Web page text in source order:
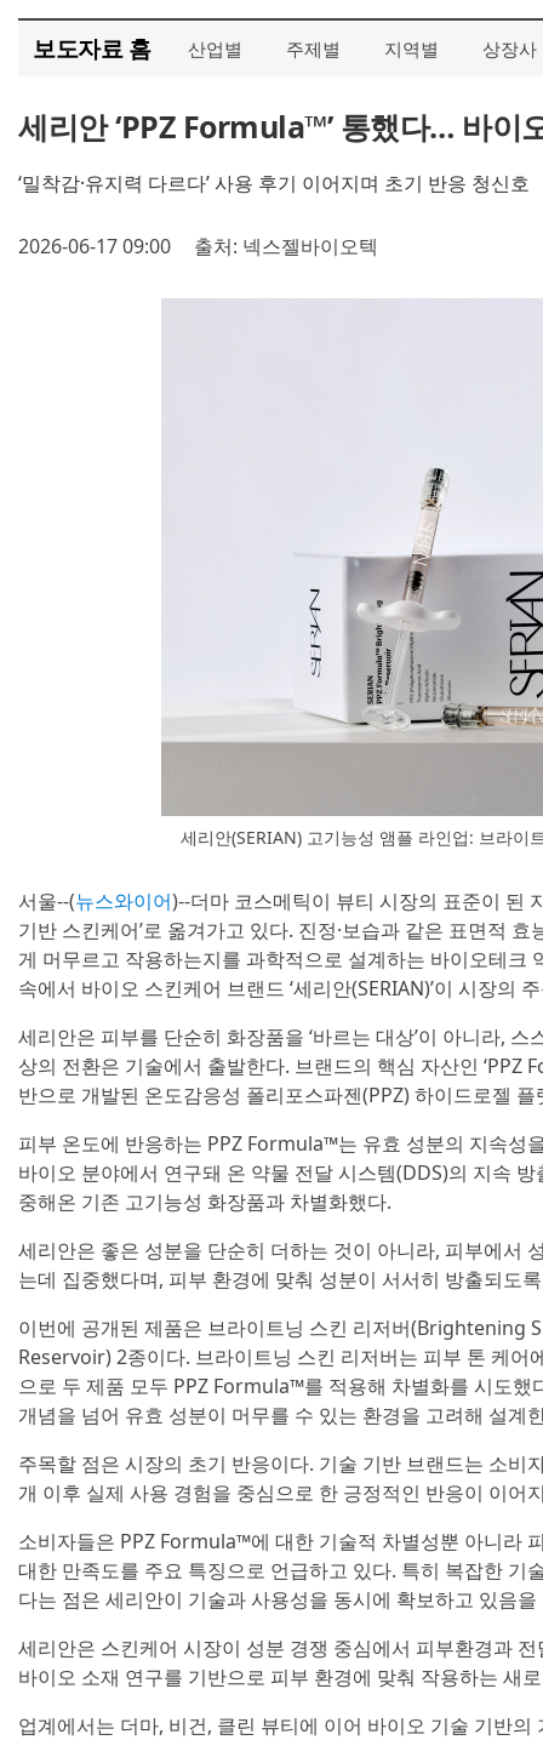
보도자료 홈 산업별 주제별 지역별 상장사
세리안 ‘PPZ Formula™’ 통했다… 바이
‘밀착감·유지력 다르다’ 사용 후기 이어지며 초기 반응 청신호
2026-06-17 09:00 출처: 넥스젤바이오텍
세리안(SERIAN) 고기능성 앰플 라인업: 브라이
서울--(뉴스와이어)--더마 코스메틱이 뷰티 시장의 표준이 된
기반 스킨케어’로 옮겨가고 있다. 진정·보습과 같은 표면적
게 머무르고 작용하는지를 과학적으로 설계하는 바이오테
속에서 바이오 스킨케어 브랜드 ‘세리안(SERIAN)’이 시장의
세리안은 피부를 단순히 화장품을 ‘바르는 대상’이 아니라,
상의 전환은 기술에서 출발한다. 브랜드의 핵심 자산인
반으로 개발된 온도감응성 폴리포스파젠(PPZ) 하이드로젤 플
피부 온도에 반응하는 PPZ Formula™는 유효 성분의 지속성
바이오 분야에서 연구돼 온 약물 전달 시스템(DDS)의 지속
중해온 기존 고기능성 화장품과 차별화했다.
세리안은 좋은 성분을 단순히 더하는 것이 아니라, 피부에서
는데 집중했다며, 피부 환경에 맞춰 성분이 서서히 방출되도
이번에 공개된 제품은 브라이트닝 스킨 리저버(Brightening
Reservoir) 2종이다. 브라이트닝 스킨 리저버는 피부 톤 케
으로 두 제품 모두 PPZ Formula™를 적용해 차별화를 시도했
개념을 넘어 유효 성분이 머무를 수 있는 환경을 고려해 설계
주목할 점은 시장의 초기 반응이다. 기술 기반 브랜드는 소
개 이후 실제 사용 경험을 중심으로 한 긍정적인 반응이 이어
소비자들은 PPZ Formula™에 대한 기술적 차별성뿐 아니라
대한 만족도를 주요 특징으로 언급하고 있다. 특히 복잡한
다는 점은 세리안이 기술과 사용성을 동시에 확보하고 있음
세리안은 스킨케어 시장이 성분 경쟁 중심에서 피부환경과
바이오 소재 연구를 기반으로 피부 환경에 맞춰 작용하는 새
업계에서는 더마, 비건, 클린 뷰티에 이어 바이오 기술 기반